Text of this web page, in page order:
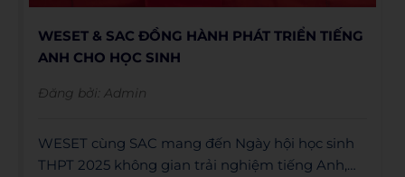
WESET & SAC ĐỒNG HÀNH PHÁT TRIỂN TIẾNG
ANH CHO HỌC SINH
Đăng bởi: Admin
WESET cùng SAC mang đến Ngày hội học sinh
THPT 2025 không gian trải nghiệm tiếng Anh,